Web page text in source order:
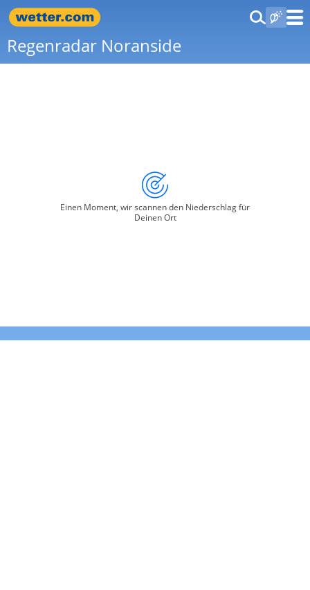
Regenradar Noranside
Einen Moment, wir scannen den Niederschlag für
Deinen Ort